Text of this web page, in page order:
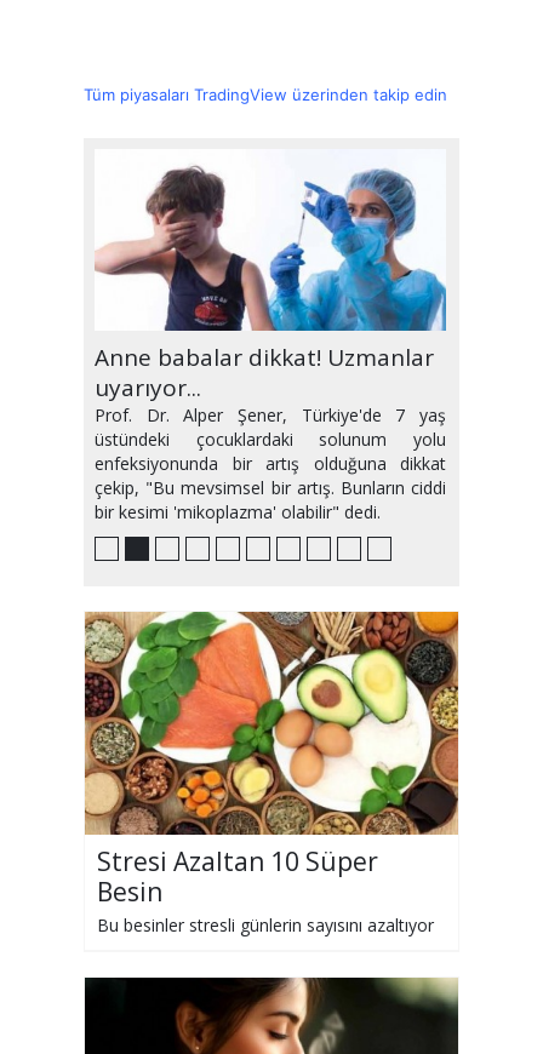
Tüm piyasaları TradingView üzerinden takip edin
Randevuya gitmeyene yasak
geliyor!
Anne babalar dikkat! Uzmanlar
uyarıyor...
Prof. Dr. Alper Şener, Türkiye'de 7 yaş
üstündeki çocuklardaki solunum yolu
enfeksiyonunda bir artış olduğuna dikkat
çekip, "Bu mevsimsel bir artış. Bunların ciddi
bir kesimi 'mikoplazma' olabilir" dedi.
Hipertansiyona neden olan 6
hatalı alışkanlık!
Gebeliğin ilk üç ayı nasıl
geçirilmeli?
Güneşin ciltte en sık yol açtığı 5
hastalık
Klima hastalığı mı yoksa covid-
19 mu?
Türkiye'de maymun çiçeği
şüphesi
Sıvı kaybını 'meyve suyu' ile
önleyin
Ramazan'da kimler oruç
tutmamalı?
Güncelleme yapmayan sağlık
hizmeti alamayacak!
Stresi Azaltan 10 Süper
Besin
Bu besinler stresli günlerin sayısını azaltıyor